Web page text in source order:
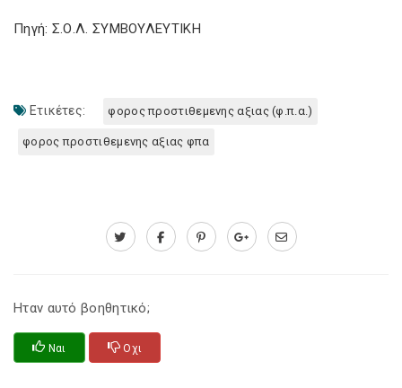
Πηγή: Σ.Ο.Λ. ΣΥΜΒΟΥΛΕΥΤΙΚΗ
Ετικέτες: φορος προστιθεμενης αξιας (φ.π.α.)
φορος προστιθεμενης αξιας φπα
Ηταν αυτό βοηθητικό;
Ναι Οχι